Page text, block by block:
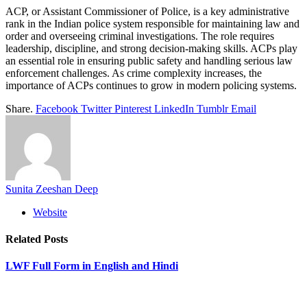
ACP, or Assistant Commissioner of Police, is a key administrative
rank in the Indian police system responsible for maintaining law and
order and overseeing criminal investigations. The role requires
leadership, discipline, and strong decision-making skills. ACPs play
an essential role in ensuring public safety and handling serious law
enforcement challenges. As crime complexity increases, the
importance of ACPs continues to grow in modern policing systems.
Share. Facebook Twitter Pinterest LinkedIn Tumblr Email
Sunita Zeeshan Deep
Website
Related Posts
LWF Full Form in English and Hindi